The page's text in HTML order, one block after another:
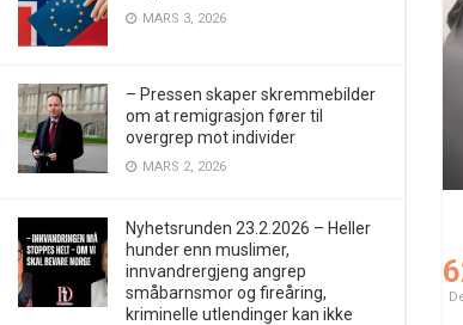
MARS 3, 2026
– Pressen skaper skremmebilder
om at remigrasjon fører til
overgrep mot individer
MARS 2, 2026
Nyhetsrunden 23.2.2026 – Heller
hunder enn muslimer,
innvandrergjeng angrep
småbarnsmor og fireåring,
kriminelle utlendinger kan ikke